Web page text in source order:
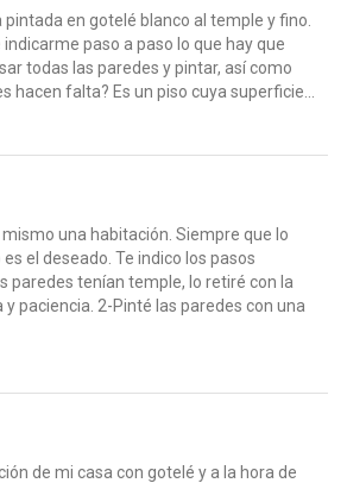
en gotelé blanco al temple y fino.
paso a paso lo que hay que
todas las paredes y pintar, así como
hacen falta? Es un piso cuya superficie...
una habitación. Siempre que lo
el deseado. Te indico los pasos
paredes tenían temple, lo retiré con la
paciencia. 2-Pinté las paredes con una
de mi casa con gotelé y a la hora de